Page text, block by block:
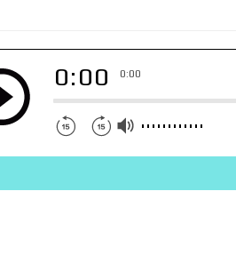
0:00 0:00